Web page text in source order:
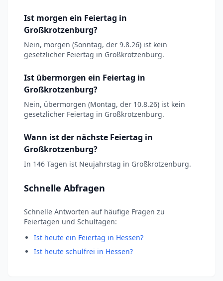
Ist morgen ein Feiertag in
Großkrotzenburg?
Nein, morgen (Sonntag, der 9.8.26) ist kein
gesetzlicher Feiertag in Großkrotzenburg.
Ist übermorgen ein Feiertag in
Großkrotzenburg?
Nein, übermorgen (Montag, der 10.8.26) ist kein
gesetzlicher Feiertag in Großkrotzenburg.
Wann ist der nächste Feiertag in
Großkrotzenburg?
In 146 Tagen ist Neujahrstag in Großkrotzenburg.
Schnelle Abfragen
Schnelle Antworten auf häufige Fragen zu
Feiertagen und Schultagen:
Ist heute ein Feiertag in Hessen?
Ist heute schulfrei in Hessen?